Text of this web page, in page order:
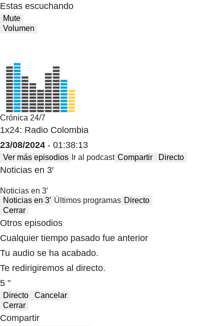
Estas escuchando
Mute
Volumen
Crónica 24/7
1x24: Radio Colombia
23/08/2024 - 01:38:13
Ver más episodios Ir al podcast Compartir Directo
Noticias en 3′
Noticias en 3′
Noticias en 3′ Últimos programas Directo
Cerrar
Otros episodios
Cualquier tiempo pasado fue anterior
Tu audio se ha acabado.
Te redirigiremos al directo.
5 "
Directo
Cancelar
Cerrar
Compartir